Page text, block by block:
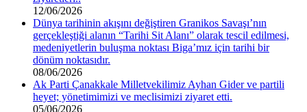
12/06/2026
Dünya tarihinin akışını değiştiren Granikos Savaşı’nın
gerçekleştiği alanın “Tarihi Sit Alanı” olarak tescil edilmesi,
medeniyetlerin buluşma noktası Biga’mız için tarihi bir
dönüm noktasıdır.
08/06/2026
Ak Parti Çanakkale Milletvekilimiz Ayhan Gider ve partili
heyet; yönetimimizi ve meclisimizi ziyaret etti.
05/06/2026